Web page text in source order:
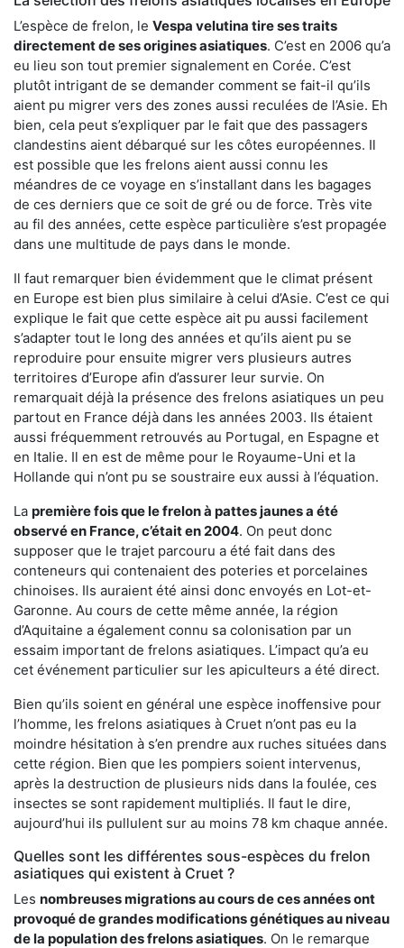
L’espèce de frelon, le Vespa velutina tire ses traits
directement de ses origines asiatiques. C’est en 2006 qu’a
eu lieu son tout premier signalement en Corée. C’est
plutôt intrigant de se demander comment se fait-il qu’ils
aient pu migrer vers des zones aussi reculées de l’Asie. Eh
bien, cela peut s’expliquer par le fait que des passagers
clandestins aient débarqué sur les côtes européennes. Il
est possible que les frelons aient aussi connu les
méandres de ce voyage en s’installant dans les bagages
de ces derniers que ce soit de gré ou de force. Très vite
au fil des années, cette espèce particulière s’est propagée
dans une multitude de pays dans le monde.
Il faut remarquer bien évidemment que le climat présent
en Europe est bien plus similaire à celui d’Asie. C’est ce qui
explique le fait que cette espèce ait pu aussi facilement
s’adapter tout le long des années et qu’ils aient pu se
reproduire pour ensuite migrer vers plusieurs autres
territoires d’Europe afin d’assurer leur survie. On
remarquait déjà la présence des frelons asiatiques un peu
partout en France déjà dans les années 2003. Ils étaient
aussi fréquemment retrouvés au Portugal, en Espagne et
en Italie. Il en est de même pour le Royaume-Uni et la
Hollande qui n’ont pu se soustraire eux aussi à l’équation.
La première fois que le frelon à pattes jaunes a été
observé en France, c’était en 2004. On peut donc
supposer que le trajet parcouru a été fait dans des
conteneurs qui contenaient des poteries et porcelaines
chinoises. Ils auraient été ainsi donc envoyés en Lot-et-
Garonne. Au cours de cette même année, la région
d’Aquitaine a également connu sa colonisation par un
essaim important de frelons asiatiques. L’impact qu’a eu
cet événement particulier sur les apiculteurs a été direct.
Bien qu’ils soient en général une espèce inoffensive pour
l’homme, les frelons asiatiques à Cruet n’ont pas eu la
moindre hésitation à s’en prendre aux ruches situées dans
cette région. Bien que les pompiers soient intervenus,
après la destruction de plusieurs nids dans la foulée, ces
insectes se sont rapidement multipliés. Il faut le dire,
aujourd’hui ils pullulent sur au moins 78 km chaque année.
Quelles sont les différentes sous-espèces du frelon
asiatiques qui existent à Cruet ?
Les nombreuses migrations au cours de ces années ont
provoqué de grandes modifications génétiques au niveau
de la population des frelons asiatiques. On le remarque